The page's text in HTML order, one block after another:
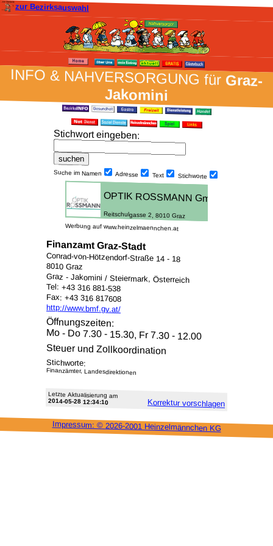
zur Bezirksauswahl
INFO & NAH­VER­SORG­UNG fürGraz-
Jakomini
Stich­wort ein­geben:
Suche im Namen Adresse Text Stich­worte
Werbung auf www.heinzelmaennchen.at
Finanzamt Graz-Stadt
Conrad-von-Hötzendorf-Straße 14 - 18
8010 Graz
Graz - Jakomini / Steiermark, Österreich
Tel: +43 316 881-538
Fax: +43 316 817608
http://www.bmf.gv.at/
Öffnungszeiten:
Mo - Do 7.30 - 15.30, Fr 7.30 - 12.00
Steuer und Zollkoordination
Stichworte:
Finanzämter, Landesdirektionen
Letzte Aktu­alisie­rung am
2014-05-28 12:34:10 Korrektur vor­schlagen
Impressum: © 2026-2001 Heinzel­männchen KG